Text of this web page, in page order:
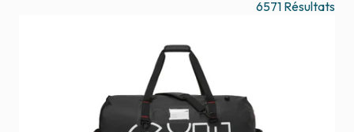
6571 Résultats